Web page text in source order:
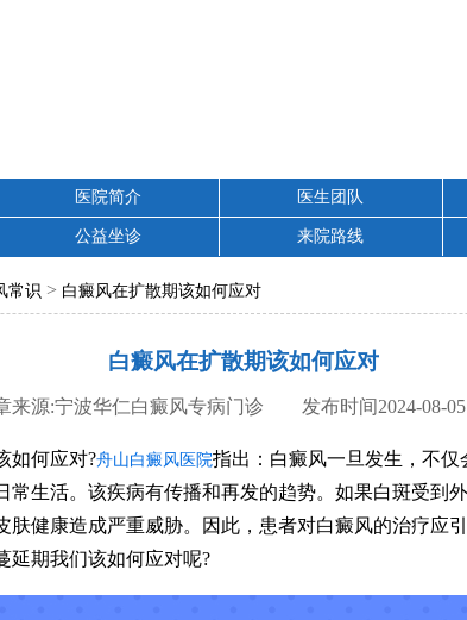
医院简介 医生团队
公益坐诊 来院路线
常识 > 白癜风在扩散期该如何应对
白癜风在扩散期该如何应对
来源:宁波华仁白癜风专病门诊 发布时间2024-08-05
何应对?舟山白癜风医院指出：白癜风一旦发生，不仅
常生活。该疾病有传播和再发的趋势。如果白斑受到
肤健康造成严重威胁。因此，患者对白癜风的治疗应
延期我们该如何应对呢?